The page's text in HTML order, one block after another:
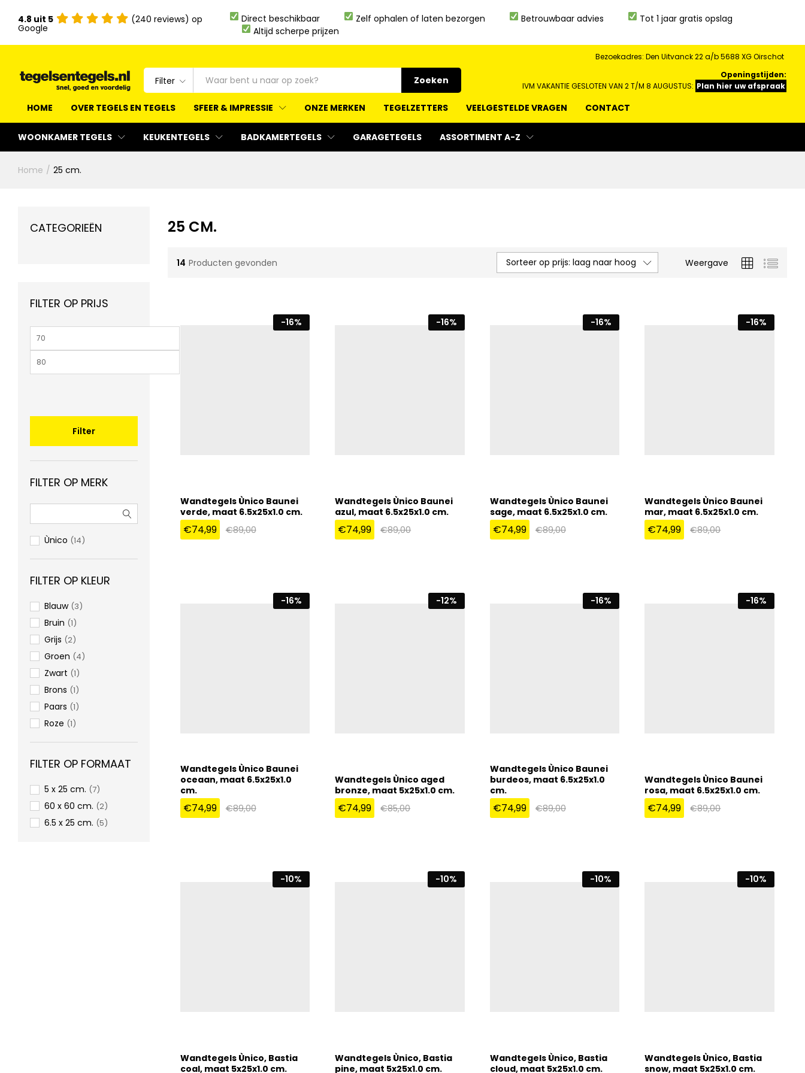
4.8 uit 5 (240 reviews) op
Google
Direct beschikbaar Zelf ophalen of laten bezorgen Betrouwbaar advies
Tot 1 jaar gratis opslag
Altijd scherpe prijzen
Bezoekadres: Den Uitvanck 22 a/b 5688 XG Oirschot
Filter Zoeken
Openingstijden:
IVM VAKANTIE GESLOTEN VAN 2 T/M 8 AUGUSTUS: Plan hier uw afspraak
HOME OVER TEGELS EN TEGELS SFEER & IMPRESSIE ONZE MERKEN TEGELZETTERS VEELGESTELDE VRAGEN CONTACT
WOONKAMER TEGELS KEUKENTEGELS BADKAMERTEGELS GARAGETEGELS ASSORTIMENT A-Z
Home / 25 cm.
25 CM.
14 Producten gevonden Weergave
Sorteer op prijs: laag naar hoog
-16%
Wandtegels Ùnico Baunei
verde, maat 6.5x25x1.0 cm.
€74,99 €89,00
-16%
Wandtegels Ùnico Baunei
azul, maat 6.5x25x1.0 cm.
€74,99 €89,00
-16%
Wandtegels Ùnico Baunei
sage, maat 6.5x25x1.0 cm.
€74,99 €89,00
-16%
Wandtegels Ùnico Baunei
mar, maat 6.5x25x1.0 cm.
€74,99 €89,00
-16%
Wandtegels Ùnico Baunei
oceaan, maat 6.5x25x1.0
cm.
€74,99 €89,00
-12%
Wandtegels Ùnico aged
bronze, maat 5x25x1.0 cm.
€74,99 €85,00
-16%
Wandtegels Ùnico Baunei
burdeos, maat 6.5x25x1.0
cm.
€74,99 €89,00
-16%
Wandtegels Ùnico Baunei
rosa, maat 6.5x25x1.0 cm.
€74,99 €89,00
-10%
Wandtegels Ùnico, Bastia
coal, maat 5x25x1.0 cm.
-10%
Wandtegels Ùnico, Bastia
pine, maat 5x25x1.0 cm.
-10%
Wandtegels Ùnico, Bastia
cloud, maat 5x25x1.0 cm.
-10%
Wandtegels Ùnico, Bastia
snow, maat 5x25x1.0 cm.
CATEGORIEËN
FILTER OP PRIJS
Min.
prijs
Max.
prijs
Filter
FILTER OP MERK
Ùnico (14)
FILTER OP KLEUR
Blauw (3)
Bruin (1)
Grijs (2)
Groen (4)
Zwart (1)
Brons (1)
Paars (1)
Roze (1)
FILTER OP FORMAAT
5 x 25 cm. (7)
60 x 60 cm. (2)
6.5 x 25 cm. (5)